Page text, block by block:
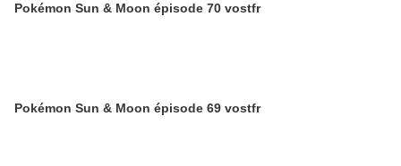
Pokémon Sun & Moon épisode 70 vostfr
Pokémon Sun & Moon épisode 69 vostfr